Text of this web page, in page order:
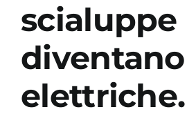
Comunicati
Academy
scialuppe
diventano
elettriche.